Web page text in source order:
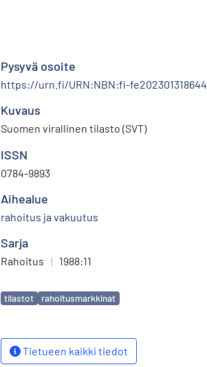
Pysyvä osoite
https://urn.fi/URN:NBN:fi-fe202301318644
Kuvaus
Suomen virallinen tilasto (SVT)
ISSN
0784-9893
Aihealue
rahoitus ja vakuutus
Sarja
Rahoitus | 1988:11
Avainsanat
tilastot rahoitusmarkkinat
Tietueen kaikki tiedot